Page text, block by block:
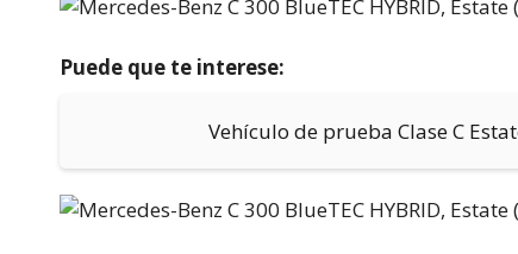
Puede que te interese:
Vehículo de prueba Clase C